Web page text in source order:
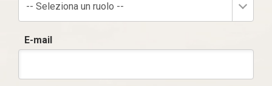
-- Seleziona un ruolo --
E-mail